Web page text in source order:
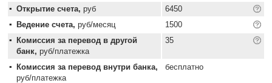
Открытие счета, руб
6450
Ведение счета, руб/месяц
1500
Комиссия за перевод в другой
банк, руб/платежка
35
Комиссия за перевод внутри банка,
руб/платежка
бесплатно